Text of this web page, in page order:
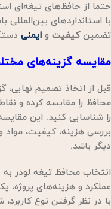
حتما از حافظ‌های تیغه‌ای
با استانداردهای
تضمینکیفیت و ایمنی
مقایسه گزینه‌های
قبل از اتخاذ تصمیم
محافظ را مقایسه کرده و
را شناسایی کنید. این
بررسی هزینه، کیفیت، مواد
دیگر باشد.
انتخاب محافظ تیغه لودر به
عملکرد و هزینه‌های
با در نظر گرفتن نوع